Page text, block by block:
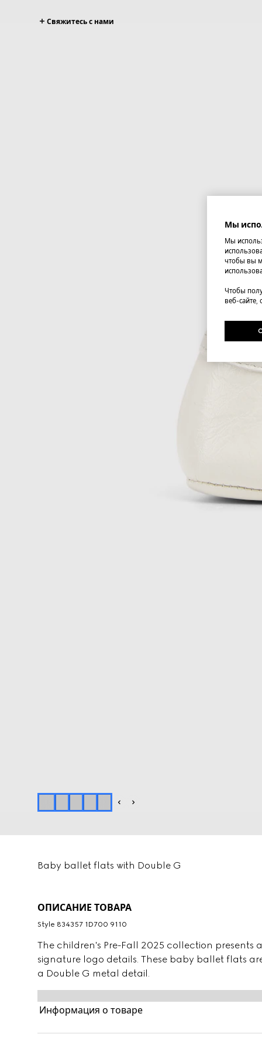
Свяжитесь с нами
Baby ballet flats with Double G
ОПИСАНИЕ ТОВАРА
Style ‎834357 1D700 9110
The children's Pre-Fall 2025 collection presents
signature logo details. These baby ballet flats
a Double G metal detail.
Информация о товаре
Мы
Мы
чтобы вы
Чтобы
веб-сайте,